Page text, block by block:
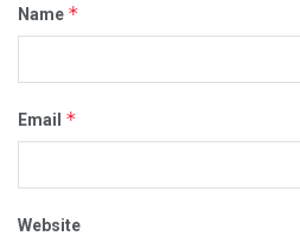
Name *
Email *
Website